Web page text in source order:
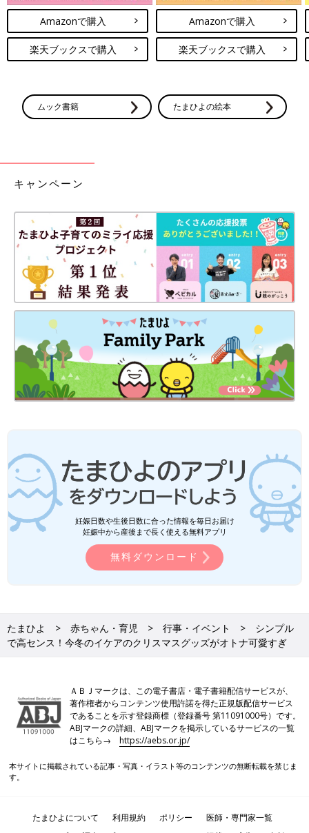
▲VINTERFEST ヴィンテルフェスト アドベントカレンダー 25点セット
「サンタさんやトナカイ、ツリーがデザインされた小さなギフト
ボックスのセット。お菓子などの小さなプレゼントを入れて、ア
にナンバリングができます」
子どもはもちろん大人もワクワクするお洒落でかわいいコレクシ
くさん登場しています。クリスマス小物を探している方は、週末
ドライブがてらイケアに足を運んでみては？
※記事の内容は記載当時の情報であり、現在と異なる場合があり
ます。
■関連：新おままごとキッチンも♪イケアの2020カタログで見つ
けた最新アイテム
Amazonで購入
楽天ブックスで購入
Amazonで購入
楽天ブックスで購入
ムック書籍 たまひよの絵本
キャンペーン
妊娠日数や生後日数に合った情報を毎日お届け
妊娠中から産後まで長く使える無料アプリ
無料ダウンロード
たまひよ 赤ちゃん・育児 行事・イベント
シンプル
で高センス！今冬のイケアのクリスマスグッズがオトナ可愛すぎ
ＡＢＪマークは、この電子書店・電子書籍配信サービスが、
著作権者からコンテンツ使用許諾を得た正規版配信サービス
であることを示す登録商標（登録番号 第11091000号）です。
ABJマークの詳細、ABJマークを掲示しているサービスの一覧
はこちら→https://aebs.or.jp/
本サイトに掲載されている記事・写真・イラスト等のコンテンツの無断転載を禁じま
す。
たまひよについて 利用規約 ポリシー
医師・専門家一覧